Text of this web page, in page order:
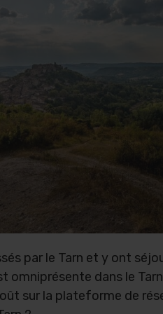
par le Tarn et y ont
omniprésente dans le
sur la plateforme de